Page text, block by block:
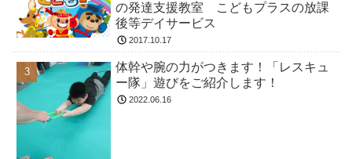
の発達支援教室 こどもプラスの放課
後等デイサービス
2017.10.17
体幹や腕の力がつきます！「レスキュ
ー隊」遊びをご紹介します！
2022.06.16